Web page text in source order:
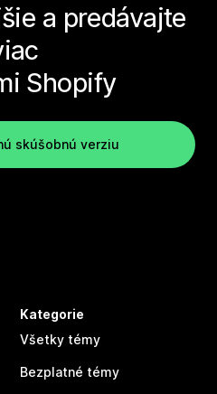
a predávajte
Shopify
skúšobnú verziu
Kategorie
Všetky témy
Bezplatné témy